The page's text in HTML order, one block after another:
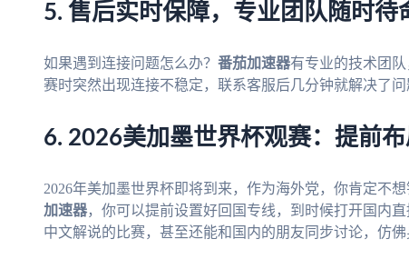
5. 售后实时保障，专业团队随时待
如果遇到连接问题怎么办？ 番茄加速器有专业的技术团
赛时突然出现连接不稳定，联系客服后几分钟就解决了问
6. 2026美加墨世界杯观赛：提前
2026年美加墨世界杯即将到来，作为海外党，你肯定不
加速器，你可以提前设置好回国专线，到时候打开国内
中文解说的比赛，甚至还能和国内的朋友同步讨论，仿佛